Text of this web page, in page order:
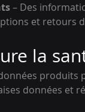
– Des
et retours
la
données et